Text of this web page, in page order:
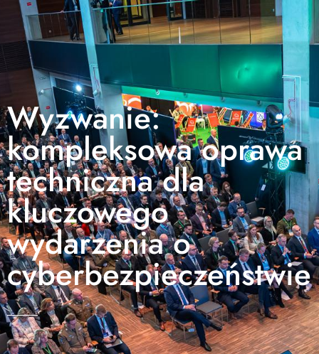
Wyzwanie:
kompleksowa oprawa
techniczna dla
kluczowego
wydarzenia o
cyberbezpieczeństwie